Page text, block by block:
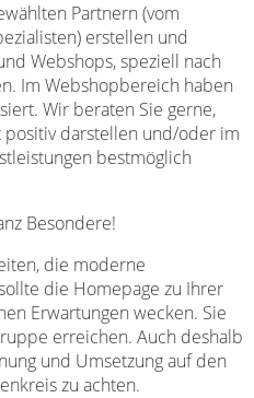
Partnern (vom
erstellen und
Webshops, speziell nach
Im Webshopbereich haben
Wir beraten Sie gerne,
darstellen und/oder im
bestmöglich
Besondere!
die moderne
die Homepage zu Ihrer
Erwartungen wecken. Sie
erreichen. Auch deshalb
und Umsetzung auf den
zu achten.